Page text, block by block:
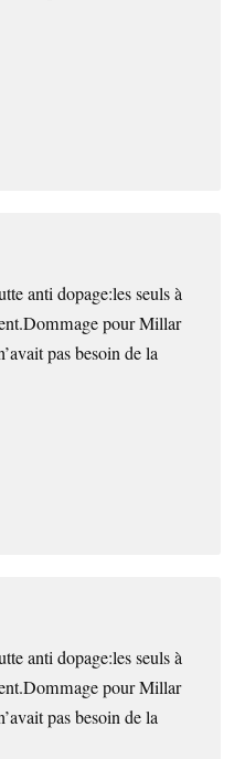
anti dopage:les seuls à
pour Millar
pas besoin de la
anti dopage:les seuls à
pour Millar
pas besoin de la